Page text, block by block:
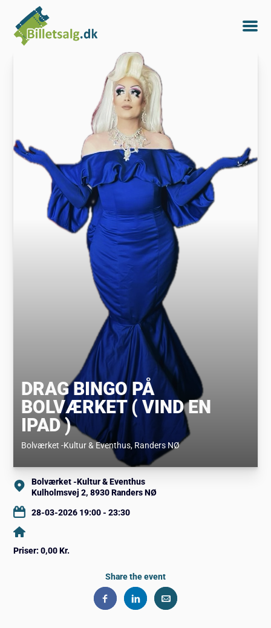
DRAG BINGO PÅ
BOLVÆRKET ( VIND EN
IPAD )
Bolværket -Kultur & Eventhus, Randers NØ
Bolværket -Kultur & Eventhus
Kulholmsvej 2, 8930 Randers NØ
28-03-2026 19:00 - 23:30
Priser: 0,00 Kr.
Share the event